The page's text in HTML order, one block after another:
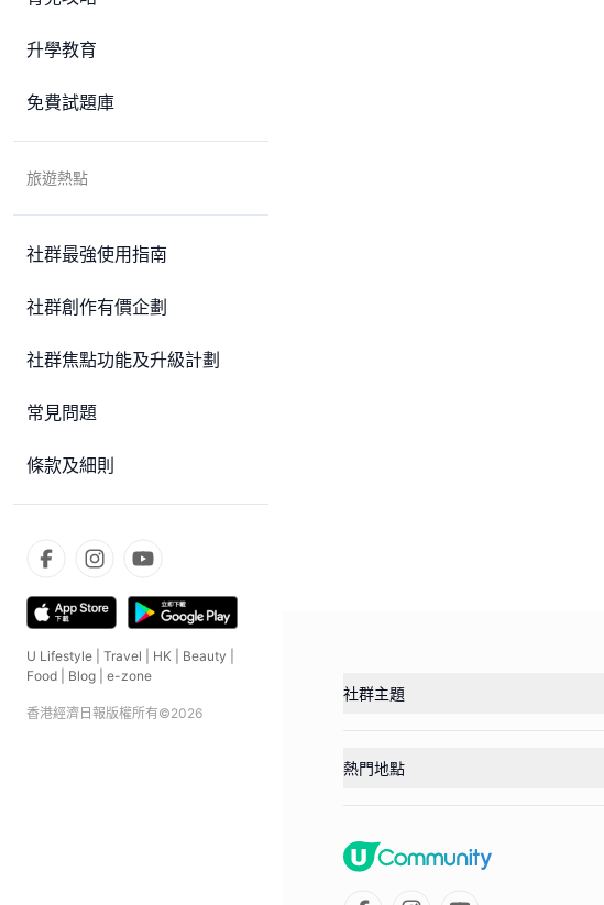
升學教育
免費試題庫
旅遊熱點
社群最強使用指南
社群創作有價企劃
社群焦點功能及升級計劃
常見問題
條款及細則
U Lifestyle Travel HK Beauty
Food
Blog e-zone
香港經濟日報版權所有©2026
社群主題
熱門地點